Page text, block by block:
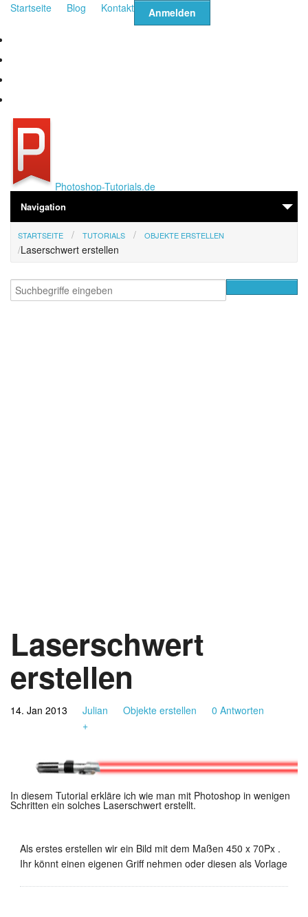
Direkt zum Inhalt
Startseite Blog Kontakt Anmelden
Photoshop-Tutorials.de
Navigation
Home
Fragen
STARTSEITE TUTORIALS OBJEKTE ERSTELLEN
Laserschwert erstellen
Suchformular
Suche
Laserschwert
erstellen
14. Jan 2013
Julian
+
Objekte erstellen 0 Antworten
In diesem Tutorial erkläre ich wie man mit Photoshop in wenigen
Schritten ein solches Laserschwert erstellt.
Als erstes erstellen wir ein Bild mit dem Maßen 450 x 70Px .
Ihr könnt einen eigenen Griff nehmen oder diesen als Vorlage